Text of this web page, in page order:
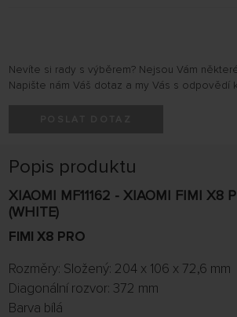
Nevíte si rady s výběrem? Nejsou Vám
Napište nám Váš dotaz a my Vás s odpovědí
Popis produktu
XIAOMI MF11162 - XIAOMI FIMI X8
(WHITE)
FIMI X8 PRO
Rozměry: Složený: 204 x 106 x 72,6 mm
Diagonální rozvor: 372 mm
Barva bílá